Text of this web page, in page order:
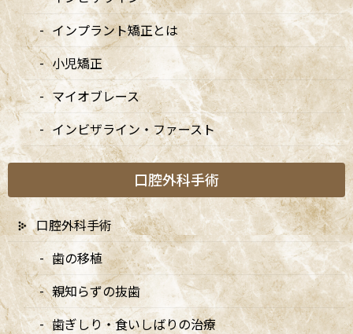
カテゴリー
お知らせ
大切なお知らせ
矯正診療日
新着情報
インプラント矯正とは
小児矯正
マイオブレース
インビザライン・ファースト
口腔外科手術
口腔外科手術
歯の移植
親知らずの抜歯
歯ぎしり・食いしばりの治療